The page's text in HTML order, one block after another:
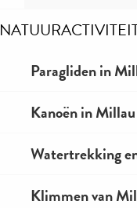
Paragliden in
Kanoën in
Watertrekking
Klimmen van
label